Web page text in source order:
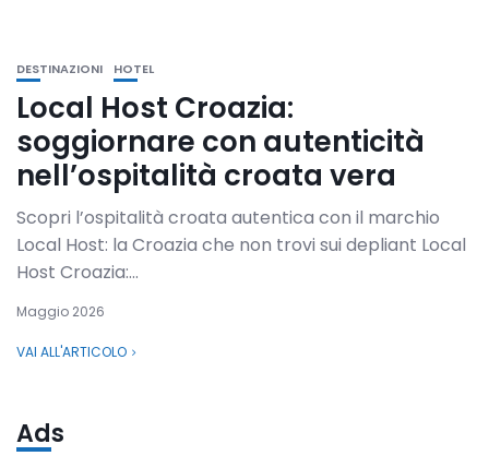
DESTINAZIONI HOTEL
Local Host Croazia:
soggiornare con autenticità
nell’ospitalità croata vera
Scopri l’ospitalità croata autentica con il marchio
Local Host: la Croazia che non trovi sui depliant Local
Host Croazia:...
Maggio 2026
VAI ALL'ARTICOLO
Ads